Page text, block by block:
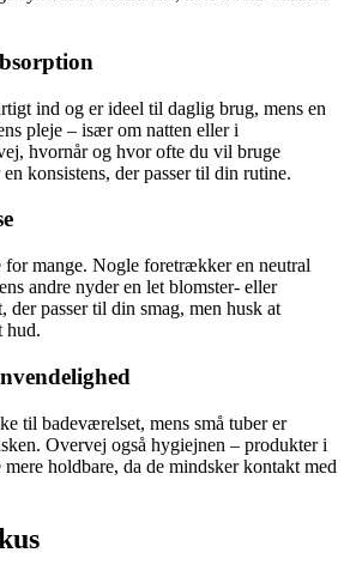
ind og er ideel til daglig brug, mens en
pleje – især om natten eller i
hvornår og hvor ofte du vil bruge
konsistens, der passer til din rutine.
mange. Nogle foretrækker en neutral
andre nyder en let blomster- eller
passer til din smag, men husk at
hud.
til badeværelset, mens små tuber er
Overvej også hygiejnen – produkter i
holdbare, da de mindsker kontakt med